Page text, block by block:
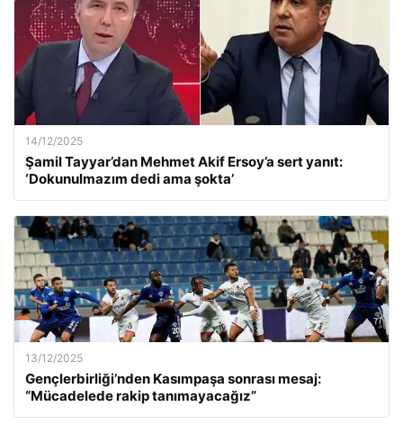
14/12/2025
Şamil Tayyar’dan Mehmet Akif Ersoy’a sert yanıt:
‘Dokunulmazım dedi ama şokta’
13/12/2025
Gençlerbirliği’nden Kasımpaşa sonrası mesaj:
“Mücadelede rakip tanımayacağız”